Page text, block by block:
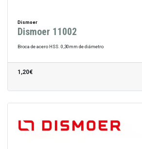
Dismoer
Dismoer 11002
Broca de acero HSS. 0,30mm de diámetro
1,20€